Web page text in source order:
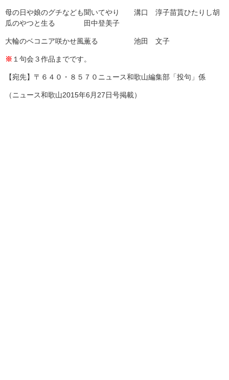
母の日や娘のグチなども聞いてやり 溝口 淳子苗貰ひたりし胡
瓜のやつと生る 田中登美子
大輪のベコニア咲かせ風薫る 池田 文子
※ １句会３作品までです。
【宛先】〒６４０・８５７０ニュース和歌山編集部「投句」係
（ニュース和歌山2015年6月27日号掲載）